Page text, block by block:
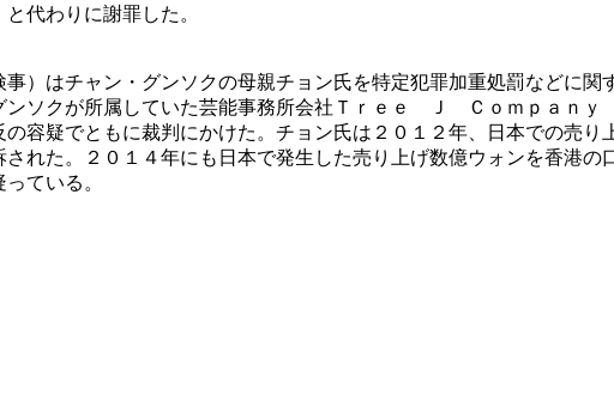
代わりに謝罪した。
）はチャン・グンソクの母親チョン氏を特定犯罪加重処罰などに
ンソクが所属していた芸能事務所会社Ｔｒｅｅ Ｊ Ｃｏｍｐａｎｙ
疑でともに裁判にかけた。チョン氏は２０１２年、日本での売り
れた。２０１４年にも日本で発生した売り上げ数億ウォンを香港
ている。